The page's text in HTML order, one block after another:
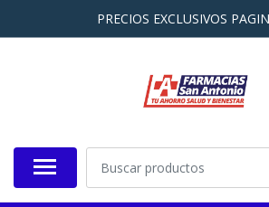
PRECIOS EXCLUSIVOS